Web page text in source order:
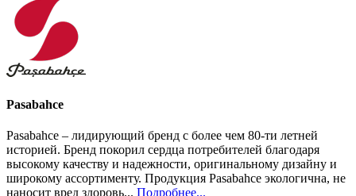
Pasabahce
Pasabahce – лидирующий бренд с более чем 80-ти летней
историей. Бренд покорил сердца потребителей благодаря
высокому качеству и надежности, оригинальному дизайну и
широкому ассортименту. Продукция Pasabahce экологична, не
наносит вред здоровь... Подробнее...